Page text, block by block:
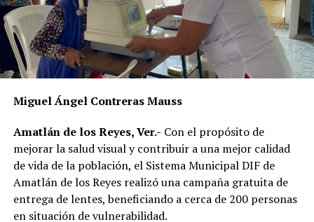
La publicación provocó críticas entre pobladores,
quienes consideran que la Agencia Municipal podría
estar excediendo sus atribuciones al anunciar posibles
sanciones sin precisar el fundamento jurídico que las
presunto abuso de autoridad.
Si bien especialistas y organizaciones dedicadas al
bienestar animal coinciden en que los propietarios
tienen la obligación de impedir que sus mascotas
deambulen libremente por la vía pública, también
advierten que ello no significa mantenerlas
Miguel Ángel Contreras Mauss
Amatlán de los Reyes, Ver.- Con el propósito de
mejorar la salud visual y contribuir a una mejor calidad
de vida de la población, el Sistema Municipal DIF de
Amatlán de los Reyes realizó una campaña gratuita de
entrega de lentes, beneficiando a cerca de 200 personas
en situación de vulnerabilidad.